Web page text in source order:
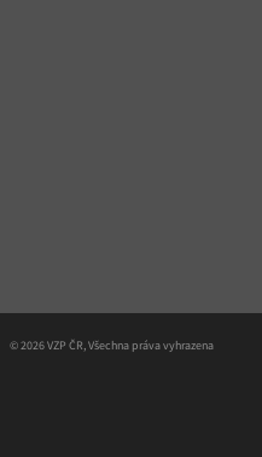
© 2026 VZP ČR, Všechna práva vyhrazena